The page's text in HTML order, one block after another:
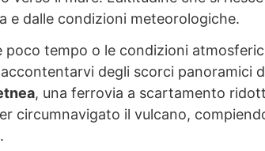
e dalle condizioni meteorologiche.
poco tempo o le condizioni
degli scorci panoramici
, una ferrovia a scartamento
circumnavigato il vulcano,